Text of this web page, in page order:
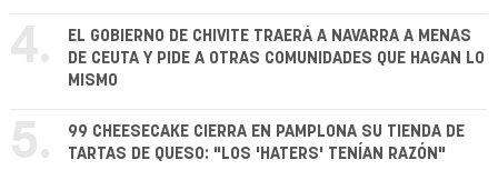
4.
EL GOBIERNO DE CHIVITE TRAERÁ A NAVARRA A MENAS
DE CEUTA Y PIDE A OTRAS COMUNIDADES QUE HAGAN LO
MISMO
5.
99 CHEESECAKE CIERRA EN PAMPLONA SU TIENDA DE
TARTAS DE QUESO: "LOS 'HATERS' TENÍAN RAZÓN"